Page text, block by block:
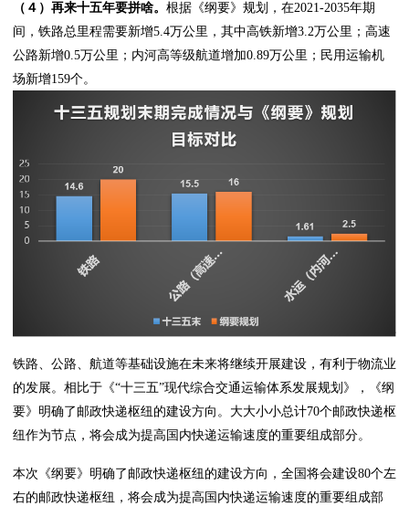
（４）再来十五年要拼啥。 根据《纲要》规划，在2021-2035年期
间，铁路总里程需要新增5.4万公里，其中高铁新增3.2万公里；高速
公路新增0.5万公里；内河高等级航道增加0.89万公里；民用运输机
场新增159个。
铁路、公路、航道等基础设施在未来将继续开展建设，有利于物流业
的发展。相比于《“十三五”现代综合交通运输体系发展规划》，《纲
要》明确了邮政快递枢纽的建设方向。大大小小总计70个邮政快递枢
纽作为节点，将会成为提高国内快递运输速度的重要组成部分。
本次《纲要》明确了邮政快递枢纽的建设方向，全国将会建设80个左
右的邮政快递枢纽，将会成为提高国内快递运输速度的重要组成部